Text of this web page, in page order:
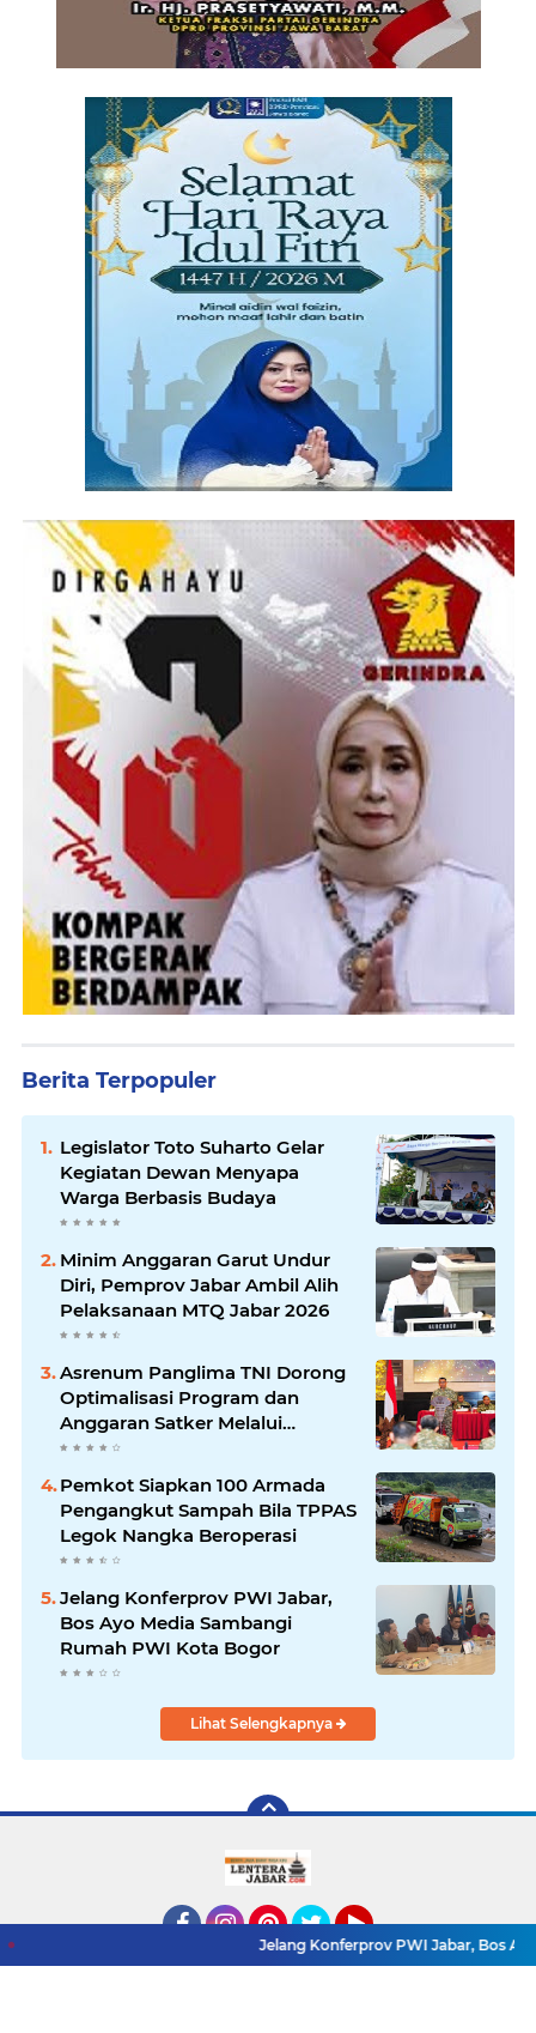
Berita Terpopuler
Legislator Toto Suharto Gelar
Kegiatan Dewan Menyapa
Warga Berbasis Budaya
Minim Anggaran Garut Undur
Diri, Pemprov Jabar Ambil Alih
Pelaksanaan MTQ Jabar 2026
Asrenum Panglima TNI Dorong
Optimalisasi Program dan
Anggaran Satker Melalui
Evaluasi Kinerja
Pemkot Siapkan 100 Armada
Pengangkut Sampah Bila TPPAS
Legok Nangka Beroperasi
Jelang Konferprov PWI Jabar,
Bos Ayo Media Sambangi
Rumah PWI Kota Bogor
Lihat Selengkapnya
InstagramPinterest
TwitterYouTube
Jelang Konferprov PWI Jabar, Bos Ayo Media